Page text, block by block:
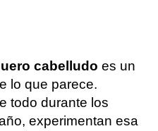
cabelludo es un
lo que parece.
todo durante los
experimentan esa